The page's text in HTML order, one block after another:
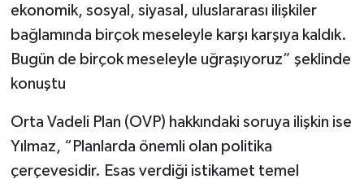
ekonomik, sosyal, siyasal, uluslararası ilişkiler
bağlamında birçok meseleyle karşı karşıya kaldık.
Bugün de birçok meseleyle uğraşıyoruz” şeklinde
konuştu
Orta Vadeli Plan (OVP) hakkındaki soruya ilişkin ise
Yılmaz, “Planlarda önemli olan politika
çerçevesidir. Esas verdiği istikamet temel